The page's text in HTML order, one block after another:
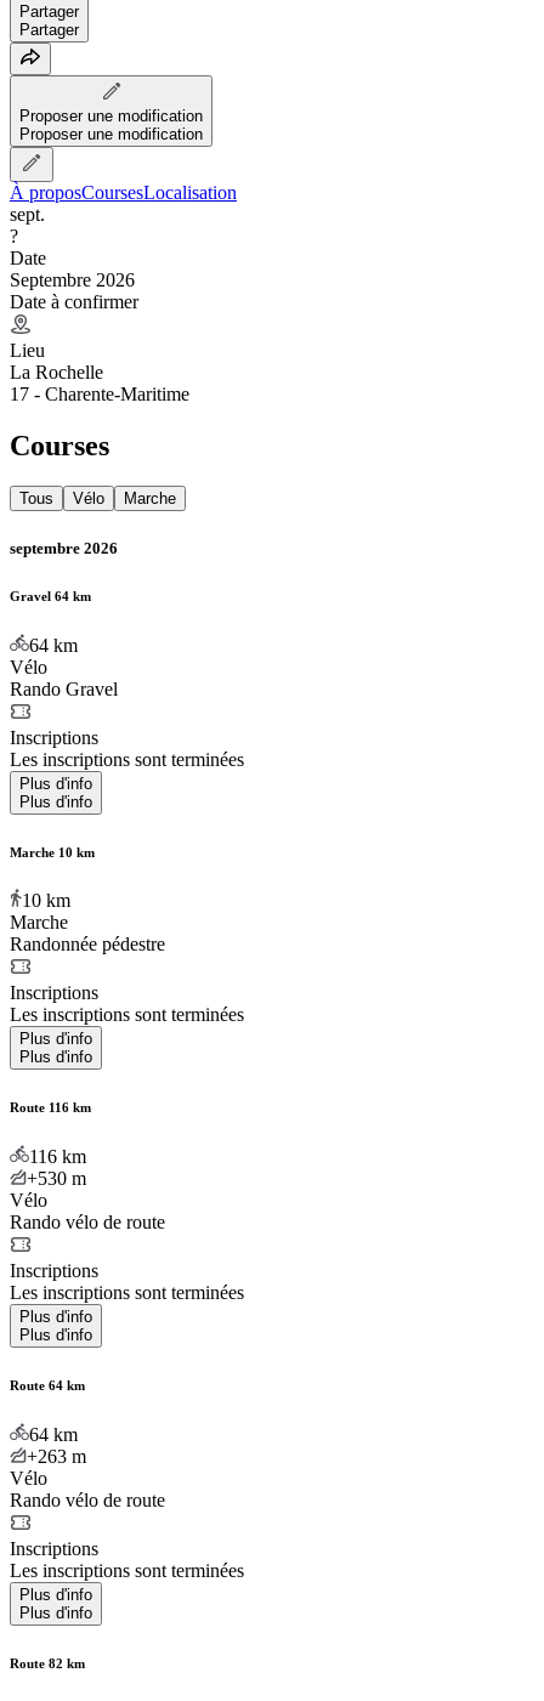
Partager
Partager
Proposer une modification
Proposer une modification
À proposCoursesLocalisation
sept.
?
Date
Septembre 2026
Date à confirmer
Lieu
La Rochelle
17 - Charente-Maritime
Courses
Tous Vélo Marche
septembre 2026
Gravel 64 km
64 km
Vélo
Rando Gravel
Inscriptions
Les inscriptions sont terminées
Plus d'info
Plus d'info
Marche 10 km
10 km
Marche
Randonnée pédestre
Inscriptions
Les inscriptions sont terminées
Plus d'info
Plus d'info
Route 116 km
116 km
+530 m
Vélo
Rando vélo de route
Inscriptions
Les inscriptions sont terminées
Plus d'info
Plus d'info
Route 64 km
64 km
+263 m
Vélo
Rando vélo de route
Inscriptions
Les inscriptions sont terminées
Plus d'info
Plus d'info
Route 82 km